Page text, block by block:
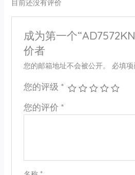
目前还没有评价
成为第一个
价者
您的邮箱地址不会被公开。 必填
您的评级 *
您的评价 *